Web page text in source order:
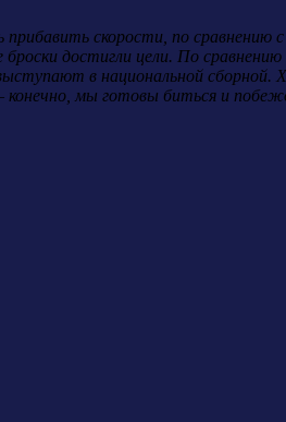
скорости, по
броски достигли цели. По
в национальной
мы готовы биться и